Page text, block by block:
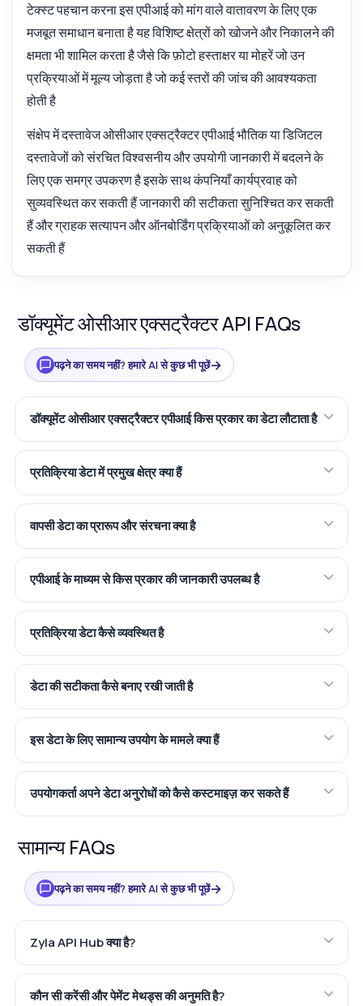
टेक्स्ट पहचान करना इस एपीआई को मांग वाले वातावरण के लिए एक
मजबूत समाधान बनाता है यह विशिष्ट क्षेत्रों को खोजने और निकालने की
क्षमता भी शामिल करता है जैसे कि फ़ोटो हस्ताक्षर या मोहरें जो उन
प्रक्रियाओं में मूल्य जोड़ता है जो कई स्तरों की जांच की आवश्यकता
होती है
संक्षेप में दस्तावेज ओसीआर एक्सट्रैक्टर एपीआई भौतिक या डिजिटल
दस्तावेजों को संरचित विश्वसनीय और उपयोगी जानकारी में बदलने के
लिए एक समग्र उपकरण है इसके साथ कंपनियाँ कार्यप्रवाह को
सुव्यवस्थित कर सकती हैं जानकारी की सटीकता सुनिश्चित कर सकती
हैं और ग्राहक सत्यापन और ऑनबोर्डिंग प्रक्रियाओं को अनुकूलित कर
सकती हैं
डॉक्यूमेंट ओसीआर एक्सट्रैक्टर API FAQs
पढ़ने का समय नहीं? हमारे AI से कुछ भी पूछें→
डॉक्यूमेंट ओसीआर एक्सट्रैक्टर एपीआई किस प्रकार का डेटा लौटाता है
प्रतिक्रिया डेटा में प्रमुख क्षेत्र क्या हैं
वापसी डेटा का प्रारूप और संरचना क्या है
एपीआई के माध्यम से किस प्रकार की जानकारी उपलब्ध है
प्रतिक्रिया डेटा कैसे व्यवस्थित है
डेटा की सटीकता कैसे बनाए रखी जाती है
इस डेटा के लिए सामान्य उपयोग के मामले क्या हैं
उपयोगकर्ता अपने डेटा अनुरोधों को कैसे कस्टमाइज़ कर सकते हैं
सामान्य FAQs
पढ़ने का समय नहीं? हमारे AI से कुछ भी पूछें→
Zyla API Hub क्या है?
कौन सी करेंसी और पेमेंट मेथड्स की अनुमति है?